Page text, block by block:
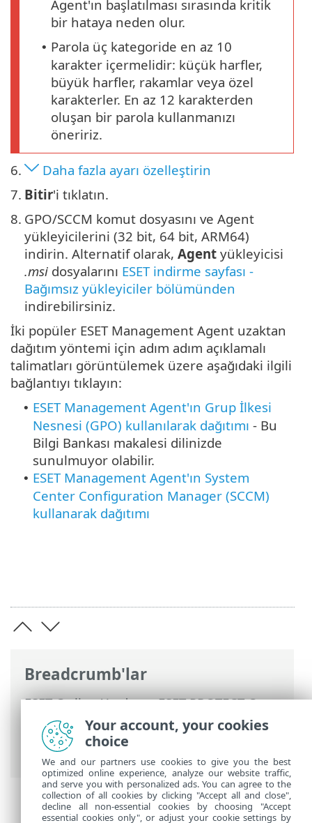
Breadcrumb'lar
ESET Online Yardım>ESET PROTECT On-
Prem> Başlayın>ESET Management
Agent Dağıtımı> Uzaktan dağıtım
veya SCCM kullanarak Agent dağıtımı
Agent'ın başlatılması sırasında kritik
bir hataya neden olur.
• Parola üç kategoride en az 10
karakter içermelidir: küçük harfler,
büyük harfler, rakamlar veya özel
karakterler. En az 12 karakterden
oluşan bir parola kullanmanızı
öneririz.
6.
Daha fazla ayarı özelleştirin
7. Bitir'i tıklatın.
8. GPO/SCCM komut dosyasını ve Agent
yükleyicilerini (32 bit, 64 bit, ARM64)
indirin. Alternatif olarak, Agent yükleyicisi
.msi dosyalarını ESET indirme sayfası -
Bağımsız yükleyiciler bölümünden
indirebilirsiniz.
İki popüler ESET Management Agent uzaktan
dağıtım yöntemi için adım adım açıklamalı
talimatları görüntülemek üzere aşağıdaki ilgili
bağlantıyı tıklayın:
• ESET Management Agent'ın Grup İlkesi
Nesnesi (GPO) kullanılarak dağıtımı - Bu
Bilgi Bankası makalesi dilinizde
sunulmuyor olabilir.
• ESET Management Agent'ın System
Center Configuration Manager (SCCM)
kullanarak dağıtımı
Your account, your cookies
choice
We and our partners use cookies to give you the best
optimized online experience, analyze our website traffic,
and serve you with personalized ads. You can agree to the
collection of all cookies by clicking "Accept all and close",
decline all non-essential cookies by choosing "Accept
essential cookies only", or adjust your cookie settings by